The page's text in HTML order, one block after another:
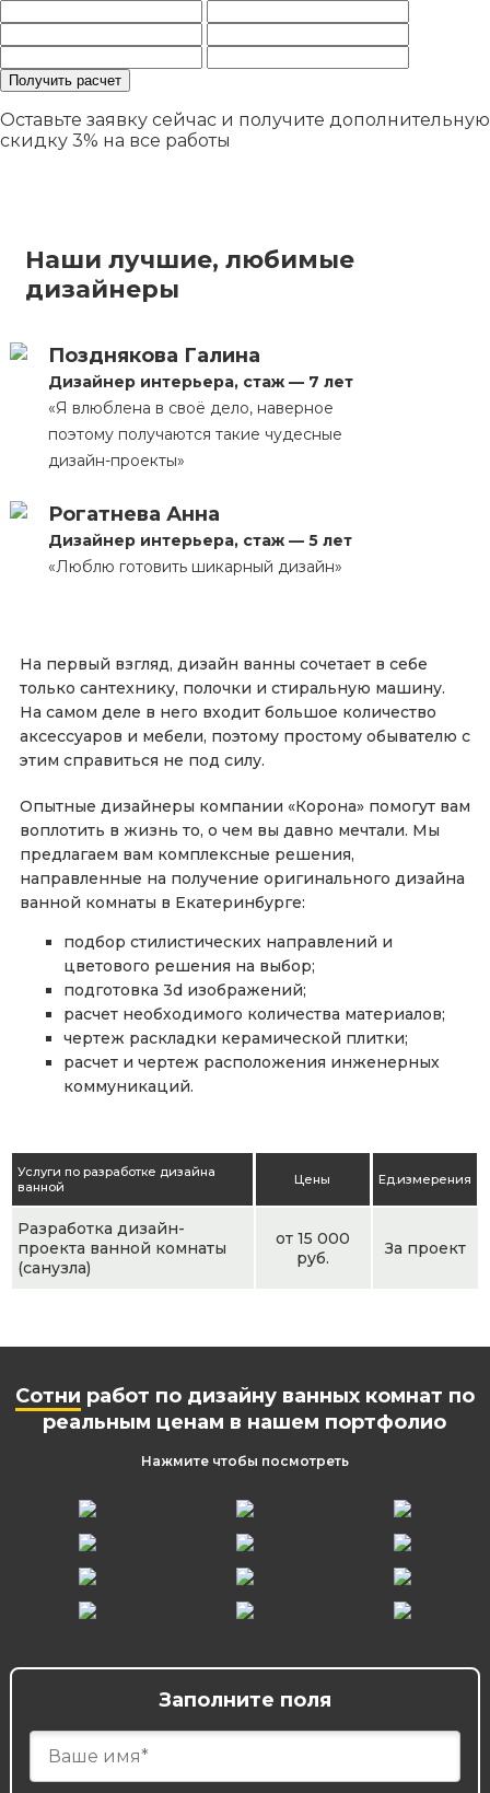
Оставьте заявку сейчас и получите дополнительную
скидку 3% на все работы
Наши лучшие, любимые
дизайнеры
Позднякова Галина
Дизайнер интерьера, стаж — 7 лет
«Я влюблена в своё дело, наверное
поэтому получаются такие чудесные
дизайн-проекты»
Рогатнева Анна
Дизайнер интерьера, стаж — 5 лет
«Люблю готовить шикарный дизайн»
На первый взгляд, дизайн ванны сочетает в себе
только сантехнику, полочки и стиральную машину.
На самом деле в него входит большое количество
аксессуаров и мебели, поэтому простому обывателю с
этим справиться не под силу.
Опытные дизайнеры компании «Корона» помогут вам
воплотить в жизнь то, о чем вы давно мечтали. Мы
предлагаем вам комплексные решения,
направленные на получение оригинального дизайна
ванной комнаты в Екатеринбурге:
подбор стилистических направлений и
цветового решения на выбор;
подготовка 3d изображений;
расчет необходимого количества материалов;
чертеж раскладки керамической плитки;
расчет и чертеж расположения инженерных
коммуникаций.
Услуги по разработке дизайна
ванной
Цены Ед.измерения
Разработка дизайн-
проекта ванной комнаты
(санузла)
от 15 000
руб.
За проект
Сотни работ по дизайну ванных комнат по
реальным ценам в нашем портфолио
Нажмите чтобы посмотреть
Заполните поля